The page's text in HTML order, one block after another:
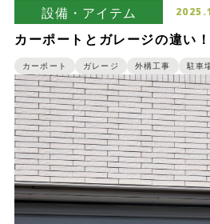
設備・アイテム
カーポートとガレージの違い
ちがいい？
カーポート ガレージ 外構工事 駐車